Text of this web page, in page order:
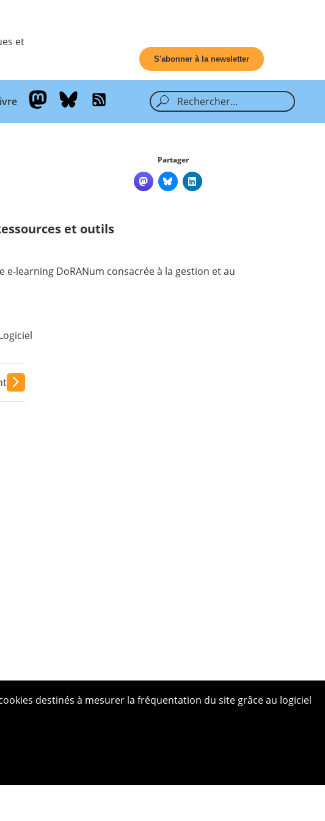
et
S'abonner à la newsletter
Partager
et outils
e-learning DoRANum consacrée à la gestion et au
destinés à mesurer la fréquentation du site grâce au logiciel